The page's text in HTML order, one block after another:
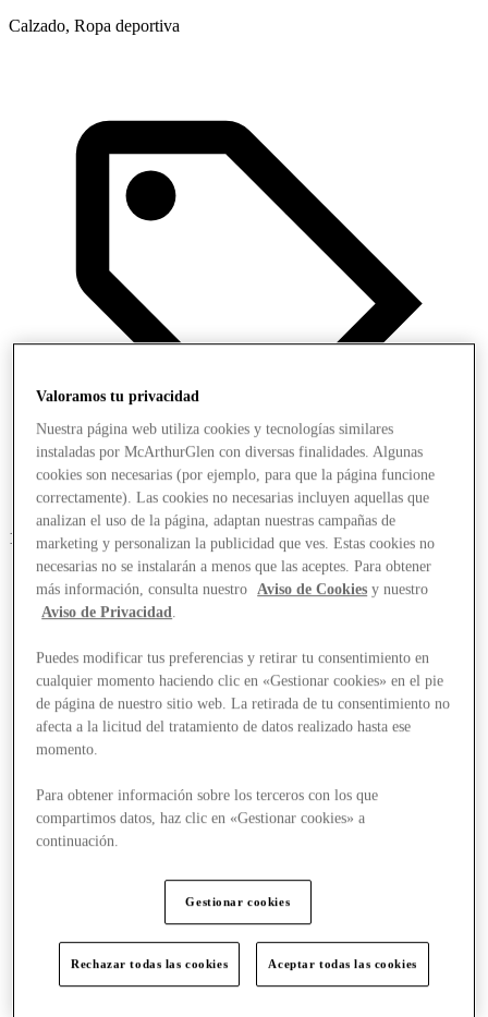
Calzado, Ropa deportiva
1 oferta más
Valoramos tu privacidad
Nuestra página web utiliza cookies y tecnologías similares
instaladas por McArthurGlen con diversas finalidades. Algunas
cookies son necesarias (por ejemplo, para que la página funcione
correctamente). Las cookies no necesarias incluyen aquellas que
analizan el uso de la página, adaptan nuestras campañas de
marketing y personalizan la publicidad que ves. Estas cookies no
necesarias no se instalarán a menos que las aceptes. Para obtener
más información, consulta nuestro
Aviso de Cookies y nuestro
Aviso de Privacidad.
Puedes modificar tus preferencias y retirar tu consentimiento en
cualquier momento haciendo clic en «Gestionar cookies» en el pie
de página de nuestro sitio web. La retirada de tu consentimiento no
afecta a la licitud del tratamiento de datos realizado hasta ese
momento.
Para obtener información sobre los terceros con los que
compartimos datos, haz clic en «Gestionar cookies» a
continuación.
Gestionar cookies
Rechazar todas las cookies Aceptar todas las cookies